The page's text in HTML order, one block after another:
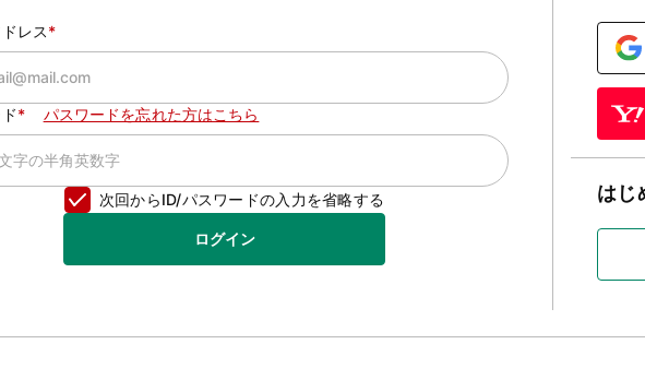
レス
パスワードを忘れた方はこちら
次回からID/パスワードの入力を省略する
ログイン
はじ